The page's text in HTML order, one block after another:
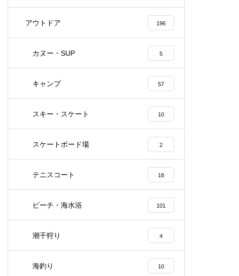
岩国城ロープウェイ 山口県岩国市
玖珂パーキングエリア 下
アウトドア 196
カヌー・SUP 5
キャンプ 57
スキー・スケート 10
スケートボード場 2
テニスコート 18
ビーチ・海水浴 101
潮干狩り 4
海釣り 10